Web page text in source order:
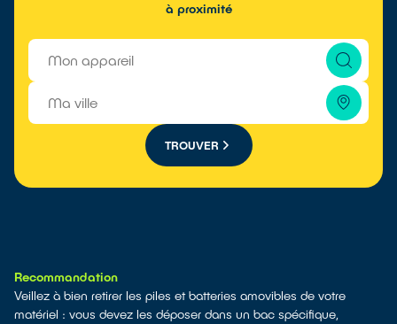
à proximité
TROUVER
Recommandation
Veillez à bien retirer les piles et batteries amovibles de votre
matériel : vous devez les déposer dans un bac spécifique,